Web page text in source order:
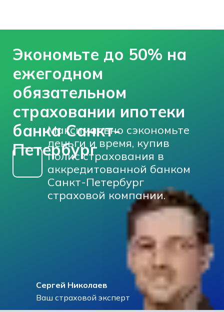
Сергей Николаев
Ваш страховой эксперт
Максимально сэкономьте
деньги и время, купив
полис страхования в
аккредитованной банком
Санкт-Петербург
страховой компании.
Экономьте до 50% на
ежегодном
обязательном
страховании ипотеки
банка Санкт-
Петербург